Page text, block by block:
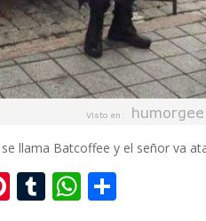
llama Batcoffee y el señor va
Pi T W